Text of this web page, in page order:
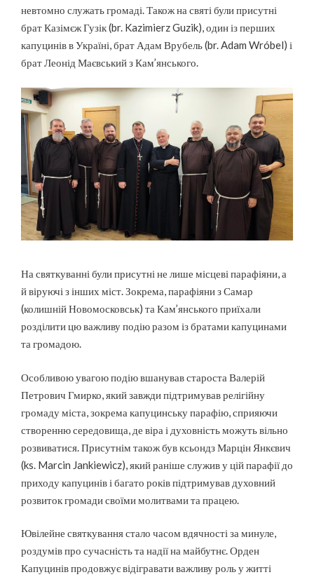
невтомно служать громаді. Також на святі були присутні
брат Казімєж Гузік (br. Kazimierz Guzik), один із перших
капуцинів в Україні, брат Адам Врубель (br. Adam Wróbel) і
брат Леонід Маєвський з Кам’янського.
На святкуванні були присутні не лише місцеві парафіяни, а
й віруючі з інших міст. Зокрема, парафіяни з Самар
(колишній Новомосковськ) та Кам’янського приїхали
розділити цю важливу подію разом із братами капуцинами
та громадою.
Особливою увагою подію вшанував староста Валерій
Петрович Гмирко, який завжди підтримував релігійну
громаду міста, зокрема капуцинську парафію, сприяючи
створенню середовища, де віра і духовність можуть вільно
розвиватися. Присутнім також був ксьондз Марцін Янкєвич
(ks. Marcin Jankiewicz), який раніше служив у цій парафії до
приходу капуцинів і багато років підтримував духовний
розвиток громади своїми молитвами та працею.
Ювілейне святкування стало часом вдячності за минуле,
роздумів про сучасність та надії на майбутнє. Орден
Капуцинів продовжує відігравати важливу роль у житті